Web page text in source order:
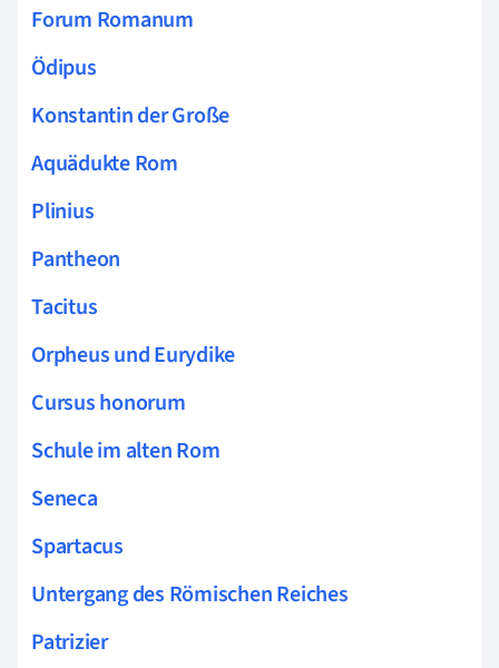
Forum Romanum
Ödipus
Konstantin der Große
Aquädukte Rom
Plinius
Pantheon
Tacitus
Orpheus und Eurydike
Cursus honorum
Schule im alten Rom
Seneca
Spartacus
Untergang des Römischen Reiches
Patrizier